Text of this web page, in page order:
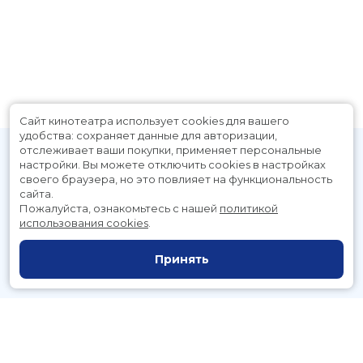
Расписание
Скоро в кино
Служба поддержки
Сайт кинотеатра использует cookies для вашего
удобства: сохраняет данные для авторизации,
отслеживает ваши покупки, применяет персональные
настройки. Вы можете отключить cookies в настройках
своего браузера, но это повлияет на функциональность
сайта.
Пожалуйста, ознакомьтесь с нашей политикой
использования cookies
Принять